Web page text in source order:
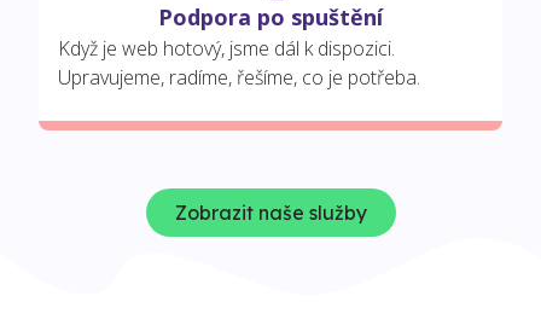
Podpora po spuštění
Když je web hotový, jsme dál k dispozici.
Upravujeme, radíme, řešíme, co je potřeba.
Zobrazit naše služby